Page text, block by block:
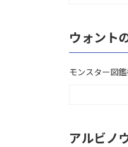
ウォント
モンスター図
アルビノ